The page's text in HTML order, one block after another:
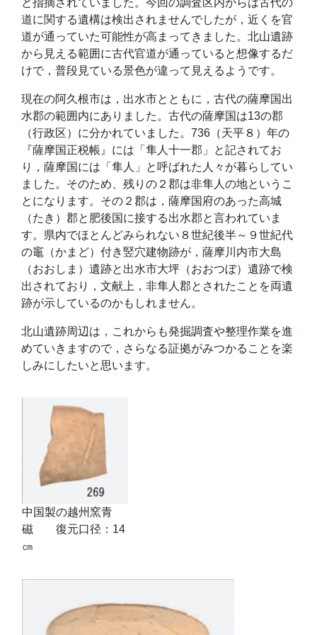
と指摘されていました。今回の調査区内からは古代の
道に関する遺構は検出されませんでしたが，近くを官
道が通っていた可能性が高まってきました。北山遺跡
から見える範囲に古代官道が通っていると想像するだ
けで，普段見ている景色が違って見えるようです。
現在の阿久根市は，出水市とともに，古代の薩摩国出
水郡の範囲内にありました。古代の薩摩国は13の郡
（行政区）に分かれていました。736（天平８）年の
『薩摩国正税帳』には「隼人十一郡」と記されてお
り，薩摩国には「隼人」と呼ばれた人々が暮らしてい
ました。そのため、残りの２郡は非隼人の地というこ
とになります。その２郡は，薩摩国府のあった高城
（たき）郡と肥後国に接する出水郡と言われていま
す。県内でほとんどみられない８世紀後半～９世紀代
の竈（かまど）付き竪穴建物跡が，薩摩川内市大島
（おおしま）遺跡と出水市大坪（おおつぼ）遺跡で検
出されており，文献上，非隼人郡とされたことを両遺
跡が示しているのかもしれません。
北山遺跡周辺は，これからも発掘調査や整理作業を進
めていきますので，さらなる証拠がみつかることを楽
しみにしたいと思います。
中国製の越州窯青
磁 復元口径：14
㎝